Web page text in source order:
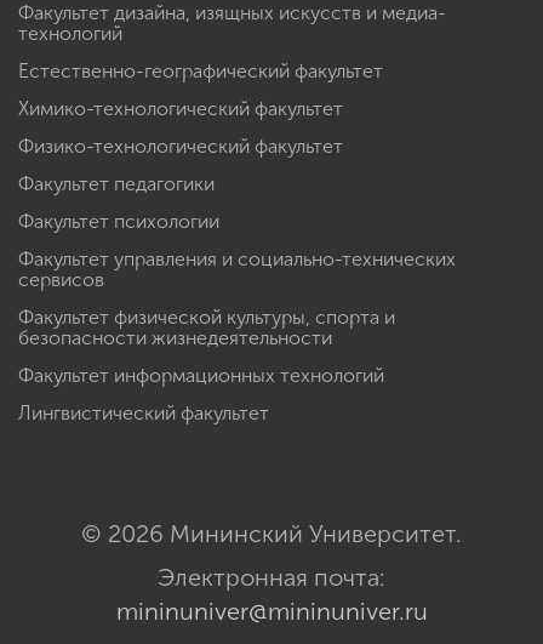
Факультет дизайна, изящных искусств и медиа-
технологий
Естественно-географический факультет
Химико-технологический факультет
Физико-технологический факультет
Факультет педагогики
Факультет психологии
Факультет управления и социально-технических
сервисов
Факультет физической культуры, спорта и
безопасности жизнедеятельности
Факультет информационных технологий
Лингвистический факультет
© 2026 Мининский Университет.
Электронная почта:
mininuniver@mininuniver.ru